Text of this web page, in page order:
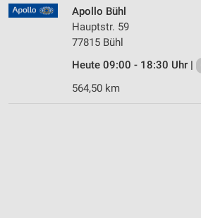
Apollo Bühl
Hauptstr. 59
77815 Bühl
Heute 09:00 - 18:30 Uhr |
564,50 km